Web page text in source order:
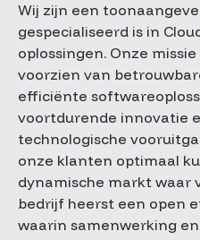
Wij zijn een
gespecialiseerd is in
oplossingen. Onze
voorzien van
efficiënte
voortdurende innovatie
technologische
onze klanten optimaal
dynamische markt waar
bedrijf heerst een open
waarin samenwerking